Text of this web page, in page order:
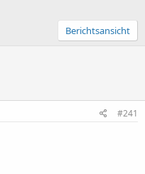
Berichtsansicht
#241